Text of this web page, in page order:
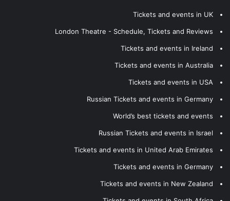
Tickets and events in UK
London Theatre - Schedule, Tickets and Reviews
Tickets and events in Ireland
Tickets and events in Australia
Tickets and events in USA
Russian Tickets and events in Germany
World’s best tickets and events
Russian Tickets and events in Israel
Tickets and events in United Arab Emirates
Tickets and events in Germany
Tickets and events in New Zealand